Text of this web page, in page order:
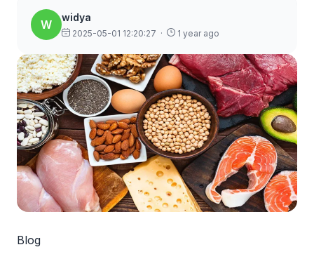
W
widya
2025-05-01 12:20:27 · 1 year ago
Blog